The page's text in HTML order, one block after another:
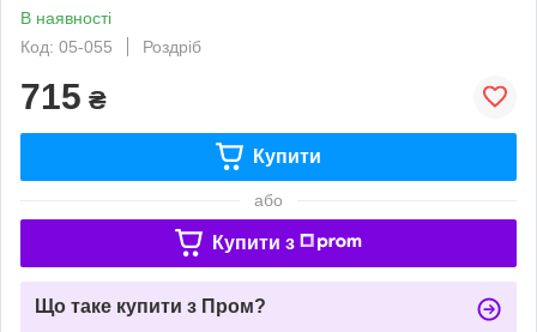
В наявності
Код: 05-055
Роздріб
715 ₴
Купити
або
Купити з
Що таке купити з Пром?